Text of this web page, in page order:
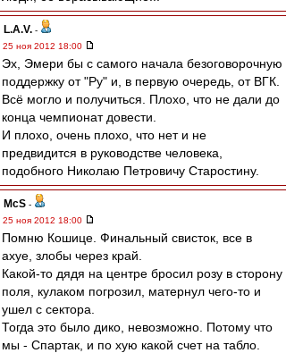
L.А.V. -
25 ноя 2012 18:00
Эх, Эмери бы с самого начала безоговорочную
поддержку от "Ру" и, в первую очередь, от ВГК.
Всё могло и получиться. Плохо, что не дали до
конца чемпионат довести.
И плохо, очень плохо, что нет и не
предвидится в руководстве человека,
подобного Николаю Петровичу Старостину.
McS -
25 ноя 2012 18:00
Помню Кошице. Финальный свисток, все в
ахуе, злобы через край.
Какой-то дядя на центре бросил розу в сторону
поля, кулаком погрозил, матернул чего-то и
ушел с сектора.
Тогда это было дико, невозможно. Потому что
мы - Спартак, и по хую какой счет на табло.